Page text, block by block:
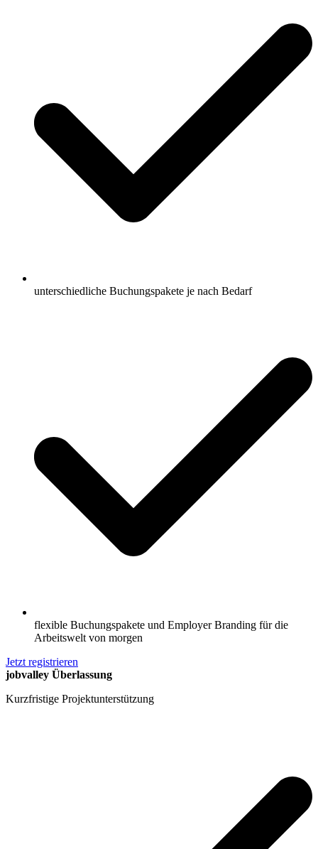
unterschiedliche Buchungspakete je nach Bedarf
flexible Buchungspakete und Employer Branding für die
Arbeitswelt von morgen
Jetzt registrieren
jobvalley Überlassung
Kurzfristige Projektunterstützung